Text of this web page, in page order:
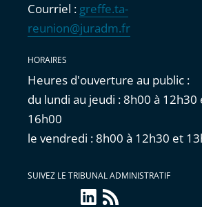
Courriel : greffe.ta-
reunion@juradm.fr
HORAIRES
Heures d'ouverture au public :
du lundi au jeudi : 8h00 à 12h30
16h00
le vendredi : 8h00 à 12h30 et
SUIVEZ LE TRIBUNAL ADMINISTRATIF
linkedin
Flux